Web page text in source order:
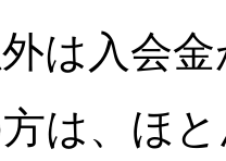
は入会
は、ほ